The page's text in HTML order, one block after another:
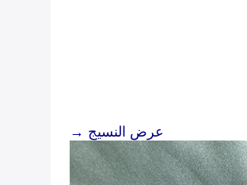
عرض النسيج →